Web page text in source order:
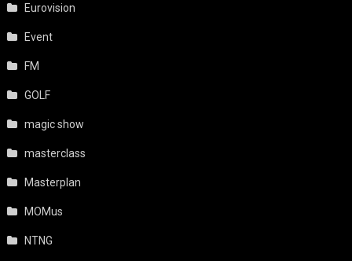
Eurovision
Event
FM
GOLF
magic show
masterclass
Masterplan
MOMus
NTNG